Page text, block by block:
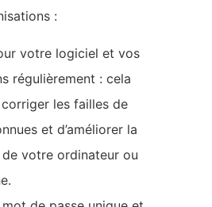
:
votre logiciel et vos
régulièrement : cela
les failles de
et d’améliorer la
votre ordinateur ou